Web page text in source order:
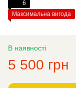
6
Максимальна вигода
В наявності
5 500 грн